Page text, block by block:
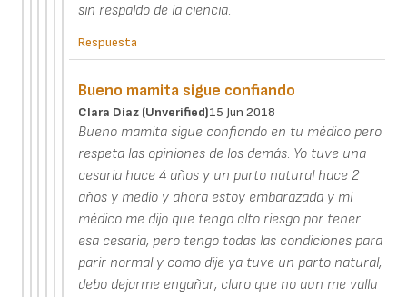
sin respaldo de la ciencia.
Respuesta
Bueno mamita sigue confiando
Clara Diaz (unverified)15 Jun 2018
Bueno mamita sigue confiando en tu médico pero
respeta las opiniones de los demás. Yo tuve una
cesaria hace 4 años y un parto natural hace 2
años y medio y ahora estoy embarazada y mi
médico me dijo que tengo alto riesgo por tener
esa cesaria, pero tengo todas las condiciones para
parir normal y como dije ya tuve un parto natural,
debo dejarme engañar, claro que no aun me valla